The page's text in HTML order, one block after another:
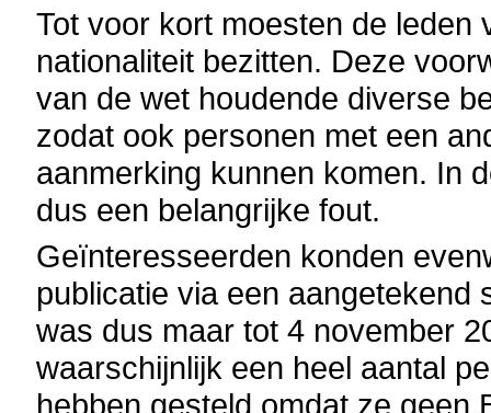
Tot voor kort moesten de
nationaliteit bezitten. Deze
van de wet houdende diverse
zodat ook personen met een
aanmerking kunnen komen. In
dus een belangrijke fout.
Geïnteresseerden konden
publicatie via een aangetekend
was dus maar tot 4 november
waarschijnlijk een heel aantal
hebben gesteld omdat ze geen